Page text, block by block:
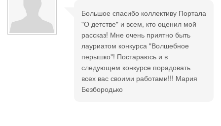
Большое спасибо коллективу Портала
"О детстве" и всем, кто оценил мой
рассказ! Мне очень приятно быть
лауриатом конкурса "Волшебное
перышко"! Постараюсь и в
следующем конкурсе порадовать
всех вас своими работами!!! Мария
Безбородько